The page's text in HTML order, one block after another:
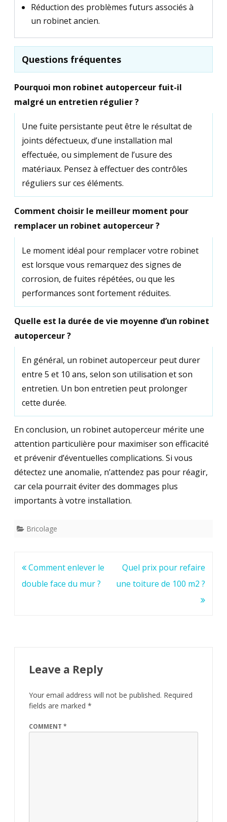
Réduction des problèmes futurs associés à
un robinet ancien.
Questions fréquentes
Pourquoi mon robinet autoperceur fuit-il
malgré un entretien régulier ?
Une fuite persistante peut être le résultat de
joints défectueux, d’une installation mal
effectuée, ou simplement de l’usure des
matériaux. Pensez à effectuer des contrôles
réguliers sur ces éléments.
Comment choisir le meilleur moment pour
remplacer un robinet autoperceur ?
Le moment idéal pour remplacer votre robinet
est lorsque vous remarquez des signes de
corrosion, de fuites répétées, ou que les
performances sont fortement réduites.
Quelle est la durée de vie moyenne d’un robinet
autoperceur ?
En général, un robinet autoperceur peut durer
entre 5 et 10 ans, selon son utilisation et son
entretien. Un bon entretien peut prolonger
cette durée.
En conclusion, un robinet autoperceur mérite une
attention particulière pour maximiser son efficacité
et prévenir d’éventuelles complications. Si vous
détectez une anomalie, n’attendez pas pour réagir,
car cela pourrait éviter des dommages plus
importants à votre installation.
Bricolage
Post
navigation
Comment enlever le
double face du mur ?
Quel prix pour refaire
une toiture de 100 m2 ?
Leave a Reply
Your email address will not be published. Required
fields are marked *
COMMENT *